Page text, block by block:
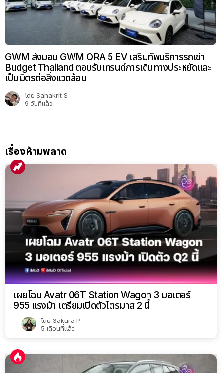
GWM ส่งมอบ GWM ORA 5 EV เสริมทัพบริการรถเช่า
Budget Thailand ตอบรับเทรนด์การเดินทางประหยัดและ
เป็นมิตรต่อสิ่งแวดล้อม
โดย Sahakrit S
9 วันที่แล้ว
เรื่องห้ามพลาด
เผยโฉม Avatr 06T Station Wagon 3 มอเตอร์
955 แรงม้า เตรียมเปิดตัวไตรมาส 2 นี้
โดย Sakura P.
5 เดือนที่แล้ว